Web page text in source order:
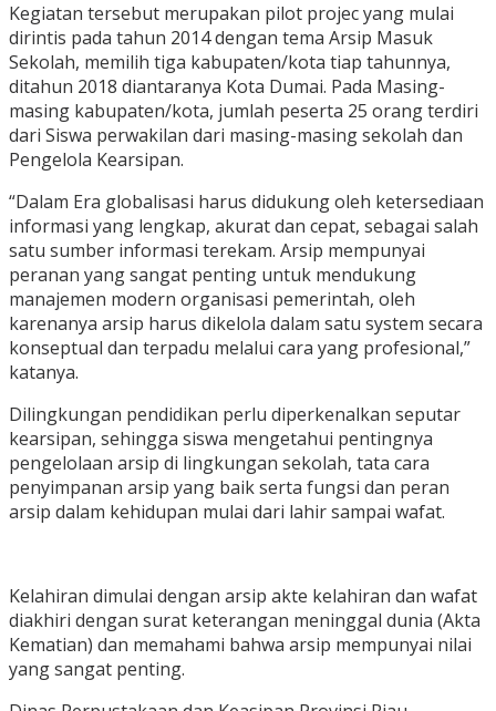
Kegiatan tersebut merupakan pilot projec yang mulai
dirintis pada tahun 2014 dengan tema Arsip Masuk
Sekolah, memilih tiga kabupaten/kota tiap tahunnya,
ditahun 2018 diantaranya Kota Dumai. Pada Masing-
masing kabupaten/kota, jumlah peserta 25 orang terdiri
dari Siswa perwakilan dari masing-masing sekolah dan
Pengelola Kearsipan.
“Dalam Era globalisasi harus didukung oleh ketersediaan
informasi yang lengkap, akurat dan cepat, sebagai salah
satu sumber informasi terekam. Arsip mempunyai
peranan yang sangat penting untuk mendukung
manajemen modern organisasi pemerintah, oleh
karenanya arsip harus dikelola dalam satu system secara
konseptual dan terpadu melalui cara yang profesional,”
katanya.
Dilingkungan pendidikan perlu diperkenalkan seputar
kearsipan, sehingga siswa mengetahui pentingnya
pengelolaan arsip di lingkungan sekolah, tata cara
penyimpanan arsip yang baik serta fungsi dan peran
arsip dalam kehidupan mulai dari lahir sampai wafat.
Kelahiran dimulai dengan arsip akte kelahiran dan wafat
diakhiri dengan surat keterangan meninggal dunia (Akta
Kematian) dan memahami bahwa arsip mempunyai nilai
yang sangat penting.